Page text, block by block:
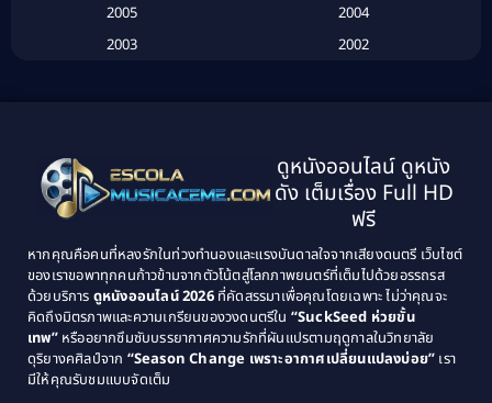
(134)
Classic หนังคลาสสิก(21)
Classic หนังคลาสสิก(25)
Comedy ตลก(46)
Comedy ตลก(515)
2005
2004
2003
2002
1995
1994
1993
1992
1989
1988
1987
1986
1985
1984
1983
1982
ดูหนังออนไลน์ ดูหนัง
ดัง เต็มเรื่อง Full HD
ฟรี
หากคุณคือคนที่หลงรักในท่วงทำนองและแรงบันดาลใจจากเสียงดนตรี เว็บไซต์
ของเราขอพาทุกคนก้าวข้ามจากตัวโน้ตสู่โลกภาพยนตร์ที่เต็มไปด้วยอรรถรส
ด้วยบริการ ดูหนังออนไลน์ 2026ที่คัดสรรมาเพื่อคุณโดยเฉพาะ ไม่ว่าคุณจะ
คิดถึงมิตรภาพและความเกรียนของวงดนตรีใน “SuckSeed ห่วยขั้น
เทพ”หรืออยากซึมซับบรรยากาศความรักที่ผันแปรตามฤดูกาลในวิทยาลัย
ดุริยางคศิลป์จาก “Season Change เพราะอากาศเปลี่ยนแปลงบ่อย” เรา
มีให้คุณรับชมแบบจัดเต็ม